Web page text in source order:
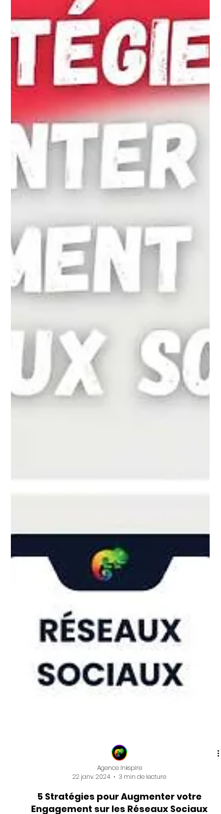
Agence Inkspire
26 janv. 2024
3 min de lecture
5 Stratégies SEO pour les sites e-
commerce
Découvrez comment optimiser votre site e-
commerce avec nos 5 stratégies SEO essentielles.